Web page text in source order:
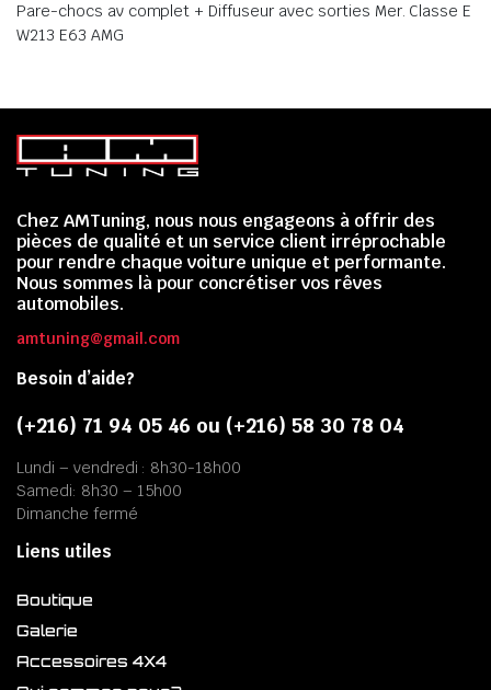
Pare-chocs av complet + Diffuseur avec sorties Mer. Classe E
W213 E63 AMG
Chez AMTuning, nous nous engageons à offrir des
pièces de qualité et un service client irréprochable
pour rendre chaque voiture unique et performante.
Nous sommes là pour concrétiser vos rêves
automobiles.
amtuning@gmail.com
Besoin d’aide?
(+216) 71 94 05 46 ou (+216) 58 30 78 04
Lundi – vendredi : 8h30-18h00
Samedi: 8h30 – 15h00
Dimanche fermé
Liens utiles
Boutique
Galerie
Accessoires 4X4